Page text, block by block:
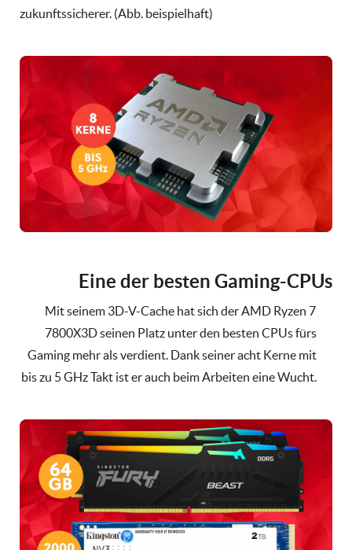
zukunftssicherer. (Abb. beispielhaft)
Eine der besten Gaming-CPUs
Mit seinem 3D-V-Cache hat sich der AMD Ryzen 7
7800X3D seinen Platz unter den besten CPUs fürs
Gaming mehr als verdient. Dank seiner acht Kerne mit
bis zu 5 GHz Takt ist er auch beim Arbeiten eine Wucht.